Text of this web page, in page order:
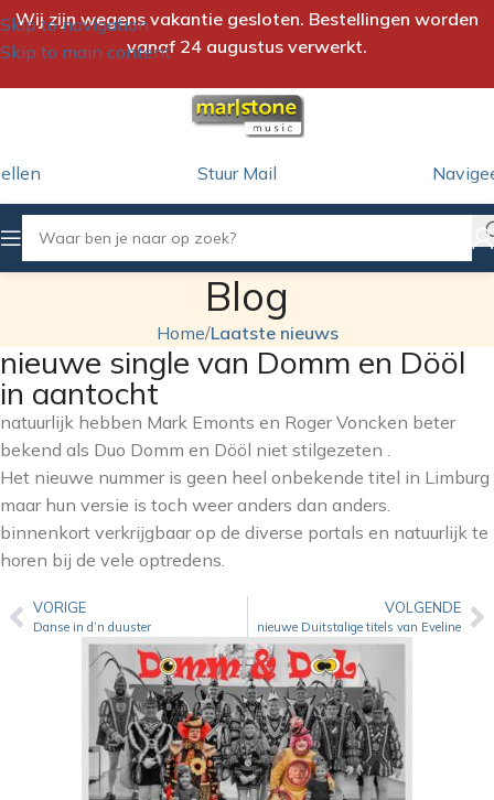
Skip to navigation
Skip to main content
Wij zijn wegens vakantie gesloten. Bestellingen worden
vanaf 24 augustus verwerkt.
Stuur Mail
Blog
Home/Laatste nieuws
nieuwe single van Domm en Dööl
in aantocht
natuurlijk hebben Mark Emonts en Roger Voncken beter
bekend als Duo Domm en Dööl niet stilgezeten .
Het nieuwe nummer is geen heel onbekende titel in Limburg
maar hun versie is toch weer anders dan anders.
binnenkort verkrijgbaar op de diverse portals en natuurlijk te
horen bij de vele optredens.
VORIGE
Danse in d’n duuster
VOLGENDE
nieuwe Duitstalige titels van Eveline